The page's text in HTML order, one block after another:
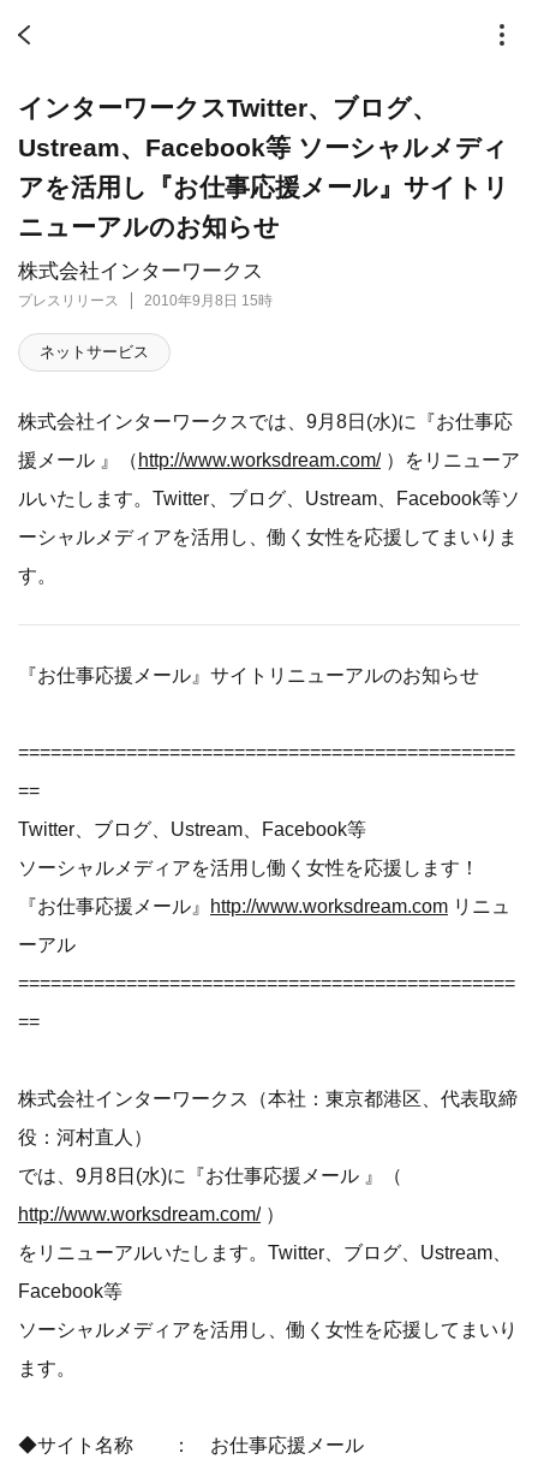
株式会社インターワークス
プレスリリース 2010年9月8日 15時
インターワークスTwitter、ブログ、
Ustream、Facebook等 ソーシャルメディ
アを活用し『お仕事応援メール』サイトリ
ニューアルのお知らせ
ネットサービス
株式会社インターワークスでは、9月8日(水)に『お仕事応
援メール 』（http://www.worksdream.com/ ）をリニューア
ルいたします。Twitter、ブログ、Ustream、Facebook等ソ
ーシャルメディアを活用し、働く女性を応援してまいりま
す。
『お仕事応援メール』サイトリニューアルのお知らせ
==============================================
==
Twitter、ブログ、Ustream、Facebook等
ソーシャルメディアを活用し働く女性を応援します！
『お仕事応援メール』 http://www.worksdream.com リニュ
ーアル
==============================================
==
株式会社インターワークス（本社：東京都港区、代表取締
役：河村直人）
では、9月8日(水)に『お仕事応援メール 』（
http://www.worksdream.com/ ）
をリニューアルいたします。Twitter、ブログ、Ustream、
Facebook等
ソーシャルメディアを活用し、働く女性を応援してまいり
ます。
◆サイト名称 ： お仕事応援メール